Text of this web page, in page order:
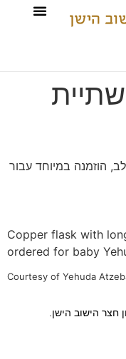
הוזמנה במיוחד עבור
Copper flask with
ordered for baby
Courtesy of Yehuda